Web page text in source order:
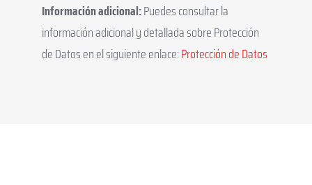
Información adicional:Puedes consultar la
información adicional y detallada sobre Protección
de Datos en el siguiente enlace:Protección de Datos